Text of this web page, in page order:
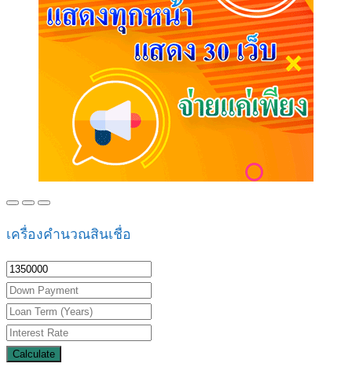
เครื่องคำนวณสินเชื่อ
Calculate